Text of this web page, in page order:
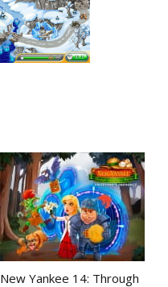
New Yankee 14: Through